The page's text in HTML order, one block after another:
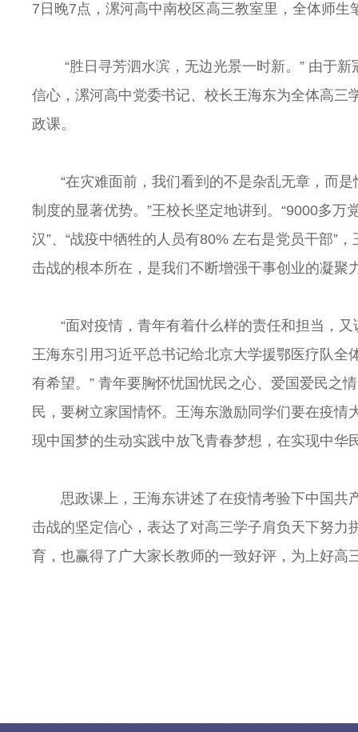
7日晚7点，漯河高中南校区高三教室里，全体师
“胜日寻芳泗水滨，无边光景一时新。” 由于
信心，漯河高中党委书记、校长王海东为全体高
政课。
“在灾难面前，我们看到的不是杂乱无章，而
制度的显著优势。”王校长坚定地讲到。“9000多万
汉”、“战疫中牺牲的人员有80% 左右是党员干部”
击战的根本所在，是我们不断增强干事创业的凝
“面对疫情，青年有着什么样的责任和担当，
王海东引用习近平总书记给北京大学援鄂医疗队全
有希望。” 青年要胸怀忧国忧民之心、爱国爱民之
民，要树立家国情怀。王海东激励同学们要在疫
现中国梦的生动实践中放飞青春梦想，在实现中华
思政课上，王海东讲述了在疫情考验下中国共
击战的坚定信心，表达了对高三学子肩负天下努
育，也赢得了广大家长教师的一致好评，为上好高